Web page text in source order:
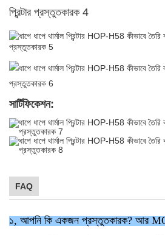
সার্টিফিকেশন:
FAQ
১, আপনি কি একজন প্রস্তুতকারক? আর